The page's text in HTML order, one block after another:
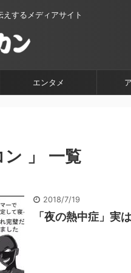
するメディアサイト
エンタメ
ン 」 一覧
2018/7/19
「夜の熱中症」実